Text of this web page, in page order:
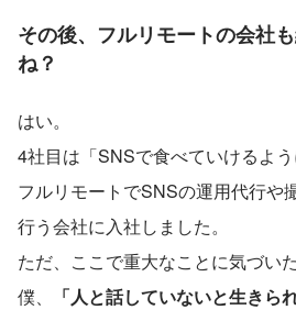
その後、フルリモートの会社
ね？
はい。
4社目は「SNSで食べていけるよう
フルリモートでSNSの運用代行や
行う会社に入社しました。
ただ、ここで重大なことに気づい
僕、
「人と話していないと生きら